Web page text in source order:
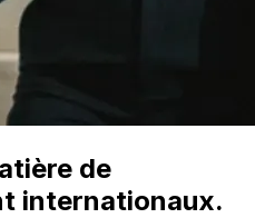
de
internationaux.